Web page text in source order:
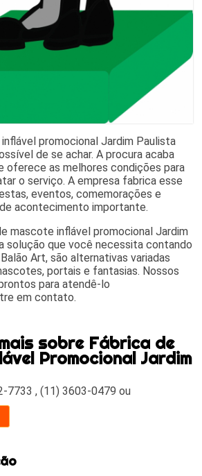
promocional Jardim Paulista
de se achar. A procura acaba
oferece as melhores condições para
o serviço. A empresa fabrica esse
eventos, comemorações e
acontecimento importante.
mascote inflável promocional Jardim
solução que você necessita contando
Art, são alternativas variadas
portais e fantasias. Nossos
para atendê-lo
em contato.
sobre Fábrica de
Promocional Jardim
7733 ,(11) 3603-0479 ou